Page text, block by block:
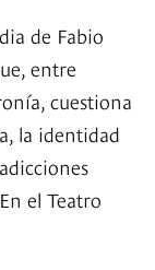
de Fabio
entre
cuestiona
la identidad
el Teatro